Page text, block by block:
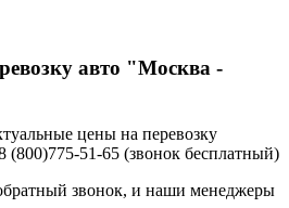
авто "Москва -
цены на перевозку
(800)775-51-65 (звонок бесплатный)
звонок, и наши менеджеры